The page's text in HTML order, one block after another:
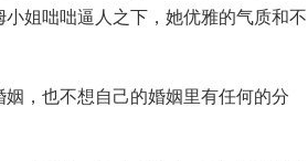
姐咄咄逼人之下，她优雅的气质和不
，也不想自己的婚姻里有任何的分